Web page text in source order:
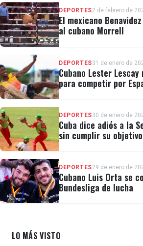
DEPORTES2 de febrero de
El mexicano
al cubano Morrell
DEPORTES31 de enero de
Cubano Lester
para competir por
DEPORTES30 de enero de
Cuba dice adiós a la
sin cumplir su objetivo
DEPORTES29 de enero de
Cubano Luis Orta se
Bundesliga de lucha
LO MÁS VISTO